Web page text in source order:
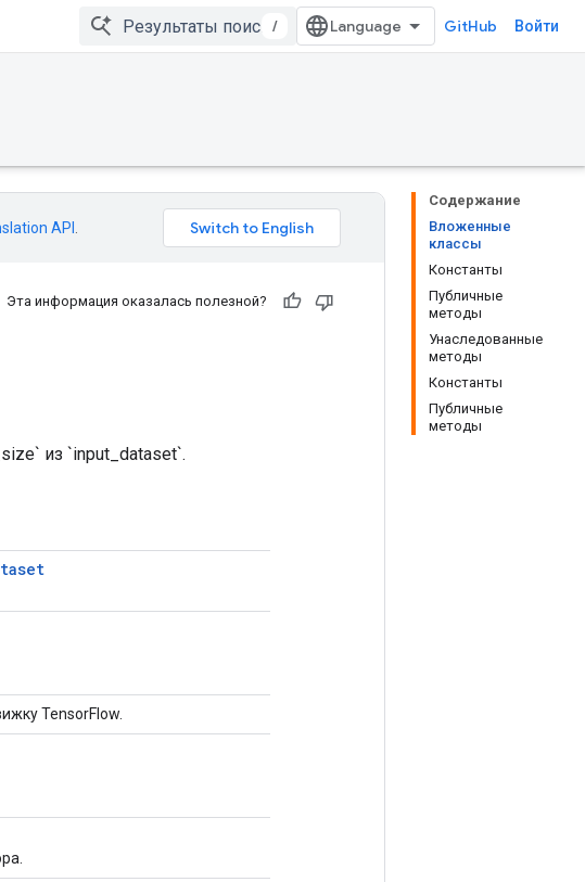
/ GitHub Войти
Содержание
Вложенные
классы
Константы
Публичные
методы
Унаследованные
методы
Константы
Публичные
методы
API
Эта информация оказалась полезной?
из `input_dataset`.
TensorFlow.